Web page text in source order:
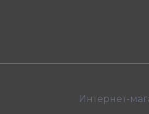
Интернет-